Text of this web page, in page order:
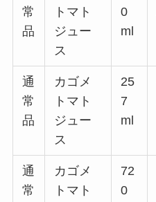
常
品
トマト
ジュー
ス
0
ml
通
常
品
カゴメ
トマト
ジュー
ス
25
7
ml
通
常
カゴメ
トマト
72
0